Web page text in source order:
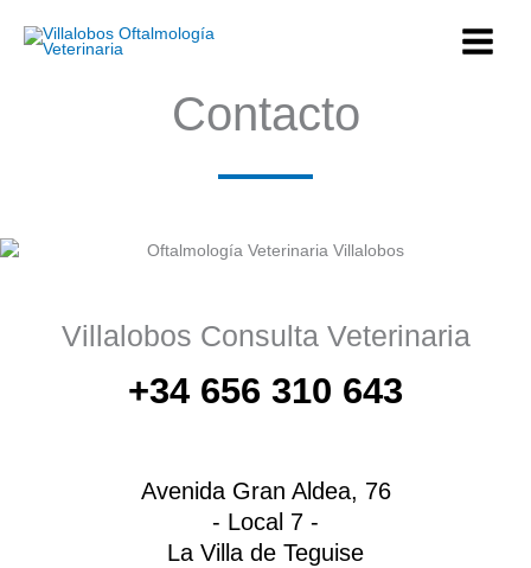
Contacto
Villalobos Consulta Veterinaria
+34 656 310 643
Avenida Gran Aldea, 76
- Local 7 -
La Villa de Teguise